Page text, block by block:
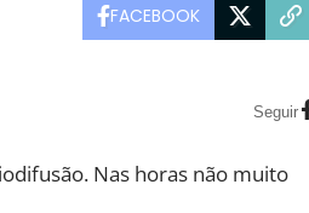
FACEBOOK
Seguir
Nas horas não muito